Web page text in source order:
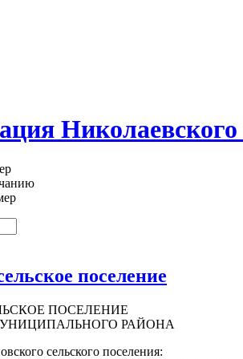
поселение
ПОСЕЛЕНИЕ
РАЙОНА
сельского поселения: